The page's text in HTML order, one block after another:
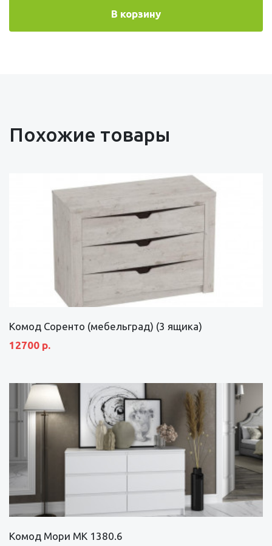
В корзину
Похожие товары
Комод Соренто (мебельград) (3 ящика)
12700 р.
Комод Мори МК 1380.6